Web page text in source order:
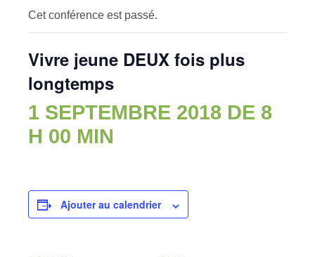
Cet conférence est passé.
Vivre jeune DEUX fois plus
longtemps
1 SEPTEMBRE 2018 DE 8
H 00 MIN
Ajouter au calendrier